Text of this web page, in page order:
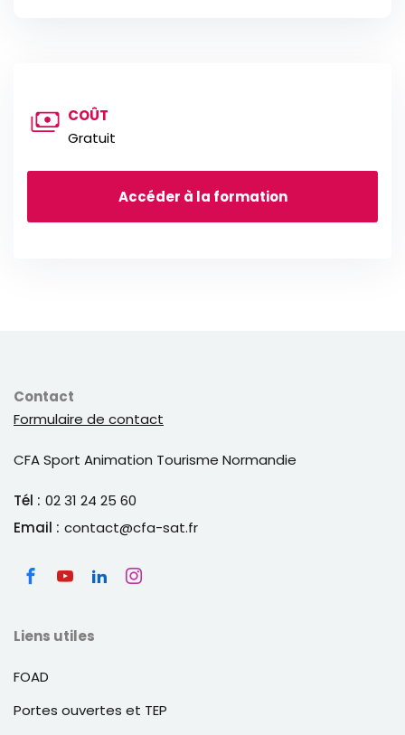
Cours interactifs à réaliser
COÛT
Gratuit
Accéder à la formation
Contact
Formulaire de contact
CFA Sport Animation Tourisme Normandie
Tél : 02 31 24 25 60
Email : contact@cfa-sat.fr
Liens utiles
FOAD
Portes ouvertes et TEP